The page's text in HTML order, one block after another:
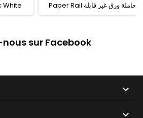
White
shower
Paper Rail ﺣﺎﻣﻠﺔ ﻭﺭﻕ ﻏﻴﺮ ﻗﺎﺑﻠﺔ
ﻟﻠﺼﺪﺃ
sur Facebook

